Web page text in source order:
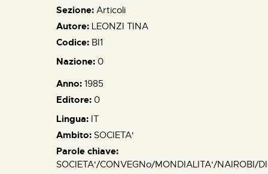
CONTATTI
Sezione: Articoli
Autore: LEONZI TINA
Codice: BI1
Nazione: 0
Anno: 1985
Editore: 0
Lingua: IT
Ambito: SOCIETA'
Parole chiave:
SOCIETA'/CONVEGNo/MONDIALITA'/NAIROBI/